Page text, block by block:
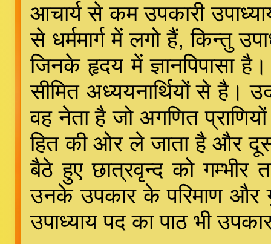
आचार्य से कम उपकारी
से धर्ममार्ग में लगो हैं, किन्तु
जिनके हृदय में ज्ञानपिपासा
सीमित अध्ययनार्थियों से है।
वह नेता है जो अगणित
हित की ओर ले जाता है और
बैठे हुए छात्रवृन्द को गम्भीर
उनके उपकार के परिमाण और
उपाध्याय पद का पाठ भी